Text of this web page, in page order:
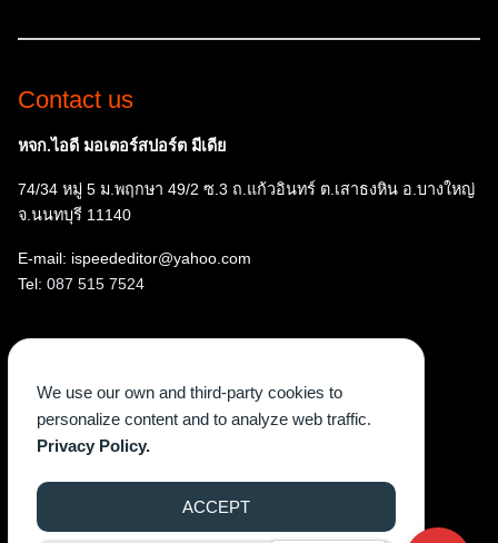
Contact us
หจก.ไอดี มอเตอร์สปอร์ต มีเดีย
74/34 หมู่ 5 ม.พฤกษา 49/2 ซ.3 ถ.แก้วอินทร์ ต.เสาธงหิน อ.บางใหญ่
จ.นนทบุรี 11140
E-mail: ispeededitor@yahoo.com
Tel: 087 515 7524
Facebook
Instagram
YouTube
X TikTok
©2026 WWW.ISPEEDEGAZINE.COM. ALL RIGHTS RESERVED.
We use our own and third-party cookies to
personalize content and to analyze web traffic.
Privacy Policy.
ACCEPT